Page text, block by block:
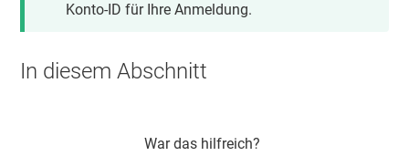
Konto-ID für Ihre Anmeldung.
In diesem Abschnitt
War das hilfreich?